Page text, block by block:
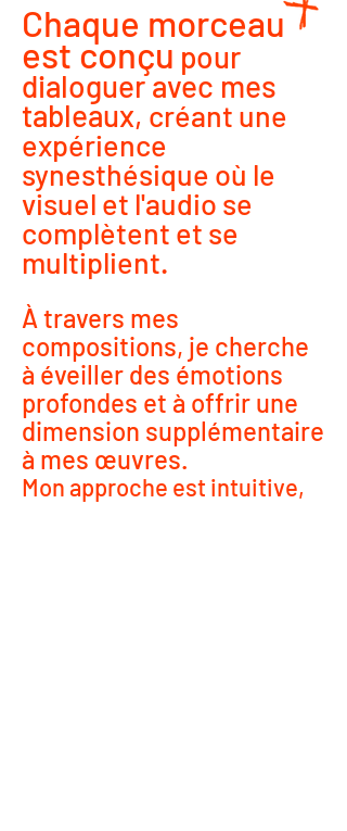
Chaque morceau
est conçu pour
dialoguer avec mes
tableaux, créant une
expérience
synesthésique où le
visuel et l'audio se
complètent et se
multiplient.
À travers mes
compositions, je cherche
à éveiller des émotions
profondes et à offrir une
dimension supplémentaire
à mes œuvres.
Mon approche est intuitive,